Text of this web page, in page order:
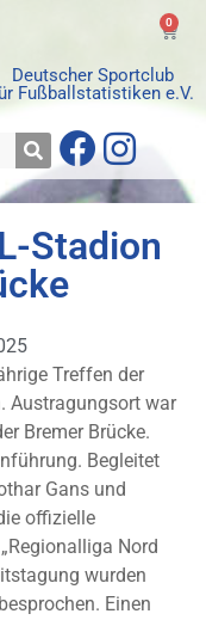
Deutscher Sportclub
Fußballstatistiken e.V.
0
Stadion
Treffen der
Austragungsort war
Bremer Brücke.
Begleitet
Gans und
offizielle
Nord
wurden
Einen